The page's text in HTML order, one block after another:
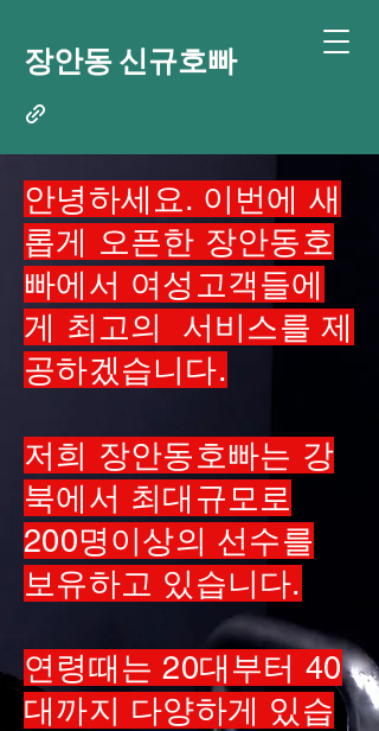
장안동 신규호빠
안녕하세요. 이번에 새
롭게 오픈한 장안동호
빠에서 여성고객들에
게 최고의 서비스를 제
공하겠습니다.
저희 장안동호빠는 강
북에서 최대규모로
200명이상의 선수를
보유하고 있습니다.
연령때는 20대부터 40
대까지 다양하게 있습